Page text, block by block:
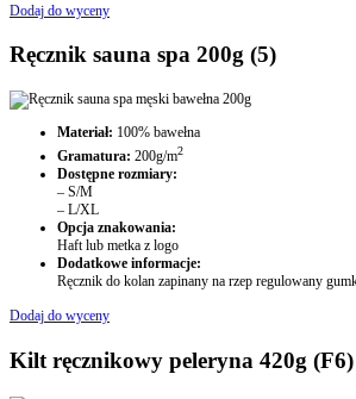
Dodaj do wyceny
Ręcznik sauna spa 200g (5)
Materiał: 100% bawełna
Gramatura: 200g/m2
Dostępne rozmiary:
– S/M
– L/XL
Opcja znakowania:
Haft lub metka z logo
Dodatkowe informacje:
Ręcznik do kolan zapinany na rzep regulowany
Dodaj do wyceny
Kilt ręcznikowy peleryna 420g (F6)